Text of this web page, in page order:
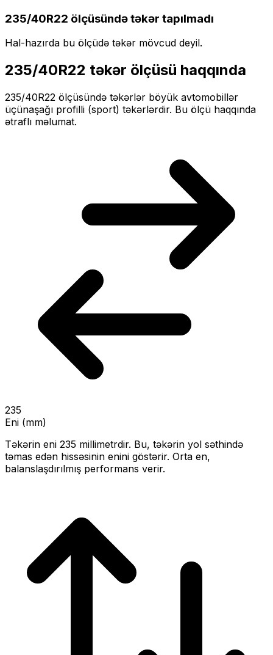
235/40R22 ölçüsündə təkər tapılmadı
Hal-hazırda bu ölçüdə təkər mövcud deyil.
235/40R22 təkər ölçüsü haqqında
235/40R22 ölçüsündə təkərlər böyük avtomobillər
üçünaşağı profilli (sport) təkərlərdir. Bu ölçü haqqında
ətraflı məlumat.
235
Eni (mm)
Təkərin eni 235 millimetrdir. Bu, təkərin yol səthində
təmas edən hissəsinin enini göstərir. Orta en,
balanslaşdırılmış performans verir.